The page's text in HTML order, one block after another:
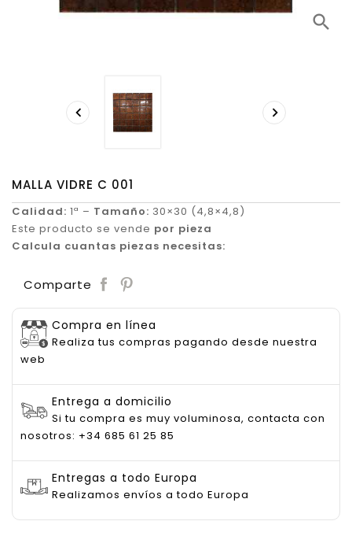
search
 
MALLA VIDRE C 001
Calidad: 1ª – Tamaño: 30×30 (4,8×4,8)
Este producto se vende por pieza
Calcula cuantas piezas necesitas:
Comparte
Compra en línea
Realiza tus compras pagando desde nuestra
web
Entrega a domicilio
Si tu compra es muy voluminosa, contacta con
nosotros: +34 685 61 25 85
Entregas a todo Europa
Realizamos envíos a todo Europa